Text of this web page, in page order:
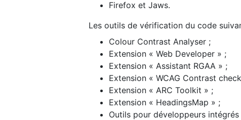
Firefox et Jaws.
Les outils de vérification du code
Colour Contrast Analyser ;
Extension « Web Developer » ;
Extension « Assistant RGAA » ;
Extension « WCAG Contrast
Extension « ARC Toolkit » ;
Extension « HeadingsMap » ;
Outils pour développeurs